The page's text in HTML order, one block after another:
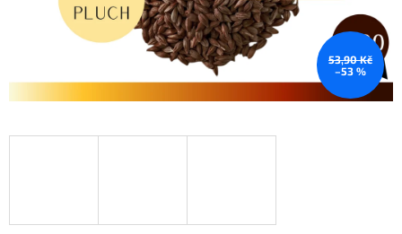
53,90 Kč
–53 %